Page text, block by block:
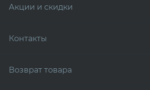
Акции и скидки
Контакты
Возврат товара